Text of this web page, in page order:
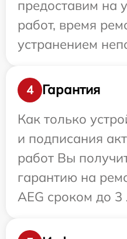
предоставим на
работ, время
устранением
4
Гарантия
Как только
и подписания
работ Вы
гарантию на
AEG сроком до 3